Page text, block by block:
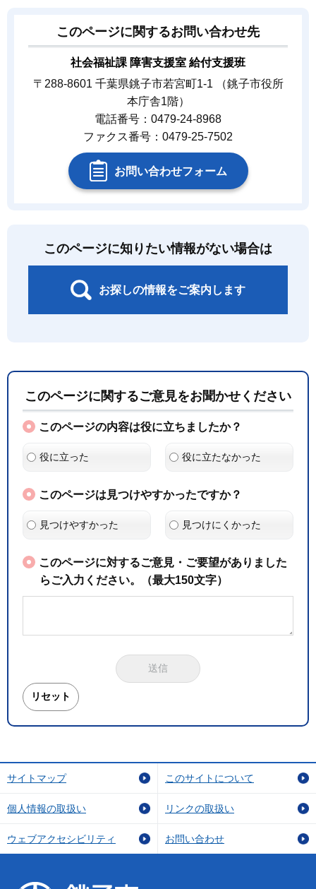
このページに関するお問い合わせ先
社会福祉課 障害支援室 給付支援班
〒288-8601 千葉県銚子市若宮町1-1 （銚子市役所
本庁舎1階）
電話番号：0479-24-8968
ファクス番号：0479-25-7502
お問い合わせフォーム
このページに知りたい情報がない場合は
お探しの情報をご案内します
このページに関するご意見をお聞かせください
このページの内容は役に立ちましたか？
役に立った 役に立たなかった
このページは見つけやすかったですか？
見つけやすかった 見つけにくかった
このページに対するご意見・ご要望がありました
らご入力ください。（最大150文字）
サイトマップ このサイトについて
個人情報の取扱い リンクの取扱い
ウェブアクセシビリティ お問い合わせ